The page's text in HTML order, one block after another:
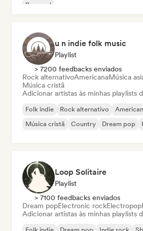
Pop soul
u n indie folk music
Playlist
> 7200 feedbacks enviados
Rock alternativoAmericanaMúsica
Música cristã
Adicionar artistas às minhas playlists
Folk indie Rock alternativo
Música cristã
Country Dream pop
Loop Solitaire
Playlist
> 7100 feedbacks enviados
Dream popElectronic rockElectropop
Adicionar artistas às minhas playlists